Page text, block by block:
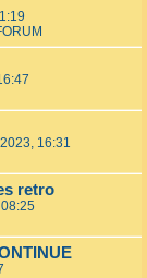
16:31
retro